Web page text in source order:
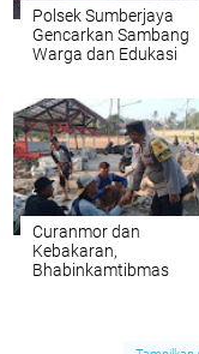
Polsek Sumberjaya
Gencarkan Sambang
Warga dan Edukasi
Curanmor dan
Kebakaran,
Bhabinkamtibmas